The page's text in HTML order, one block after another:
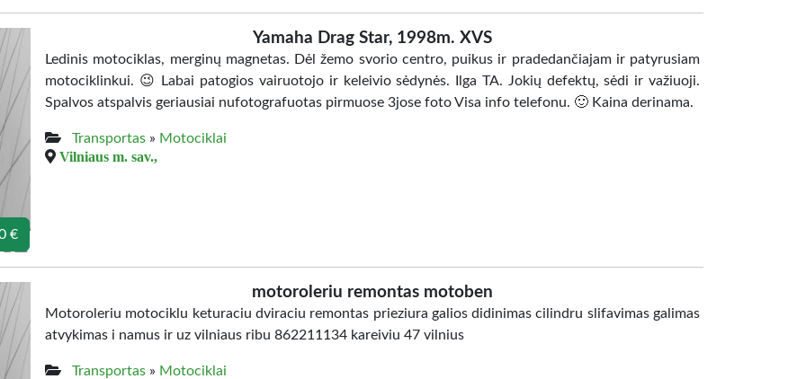
€
Yamaha Drag Star, 1998m. XVS
Ledinis motociklas, merginų magnetas. Dėl žemo svorio centro, puikus ir pradedančiajam ir patyrusiam
motociklinkui. 😉 Labai patogios vairuotojo ir keleivio sėdynės. Ilga TA. Jokių defektų, sėdi ir važiuoji.
Spalvos atspalvis geriausiai nufotografuotas pirmuose 3jose foto Visa info telefonu. 🙂 Kaina derinama.
Transportas » Motociklai
Vilniaus m. sav.,
motoroleriu remontas motoben
Motoroleriu motociklu keturaciu dviraciu remontas prieziura galios didinimas cilindru slifavimas galimas
atvykimas i namus ir uz vilniaus ribu 862211134 kareiviu 47 vilnius
Transportas » Motociklai